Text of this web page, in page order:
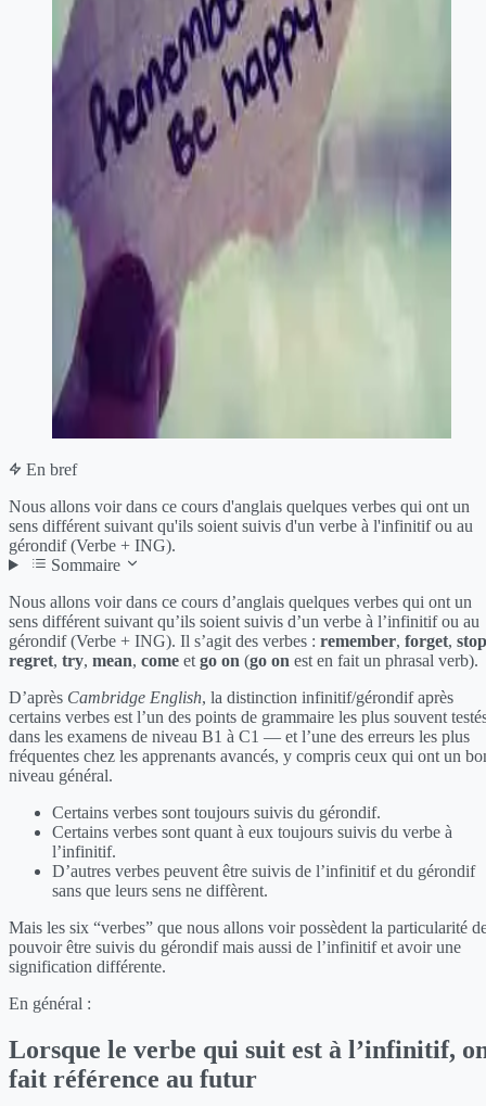
En bref
Nous allons voir dans ce cours d'anglais quelques verbes qui ont un
sens différent suivant qu'ils soient suivis d'un verbe à l'infinitif ou au
gérondif (Verbe + ING).
Sommaire
Nous allons voir dans ce cours d’anglais quelques verbes qui ont un
sens différent suivant qu’ils soient suivis d’un verbe à l’infinitif ou au
gérondif (Verbe + ING). Il s’agit des verbes : remember, forget, stop
regret, try, mean, come et go on (go on est en fait un phrasal verb).
D’après Cambridge English, la distinction infinitif/gérondif après
certains verbes est l’un des points de grammaire les plus souvent
dans les examens de niveau B1 à C1 — et l’une des erreurs les plus
fréquentes chez les apprenants avancés, y compris ceux qui ont un
niveau général.
Certains verbes sont toujours suivis du gérondif.
Certains verbes sont quant à eux toujours suivis du verbe à
l’infinitif.
D’autres verbes peuvent être suivis de l’infinitif et du gérondif
sans que leurs sens ne diffèrent.
Mais les six “verbes” que nous allons voir possèdent la particularité
pouvoir être suivis du gérondif mais aussi de l’infinitif et avoir une
signification différente.
En général :
Lorsque le verbe qui suit est à l’infinitif,
fait référence au futur